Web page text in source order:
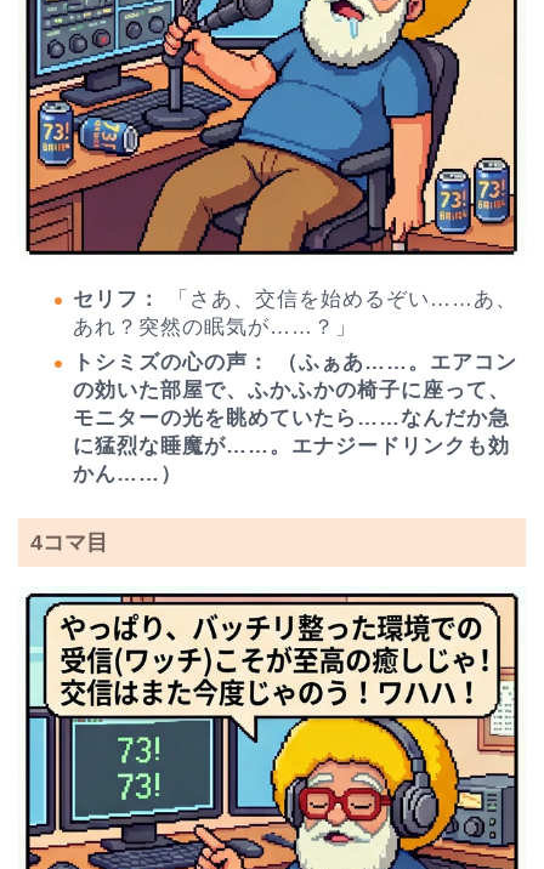
セリフ：
「さあ、交信を始めるぞい……あ、
あれ？突然の眠気が……？」
トシミズの心の声：
（ふぁあ……。エアコン
の効いた部屋で、ふかふかの椅子に座って、
モニターの光を眺めていたら……なんだか急
に猛烈な睡魔が……。エナジードリンクも効
かん……）
4コマ目